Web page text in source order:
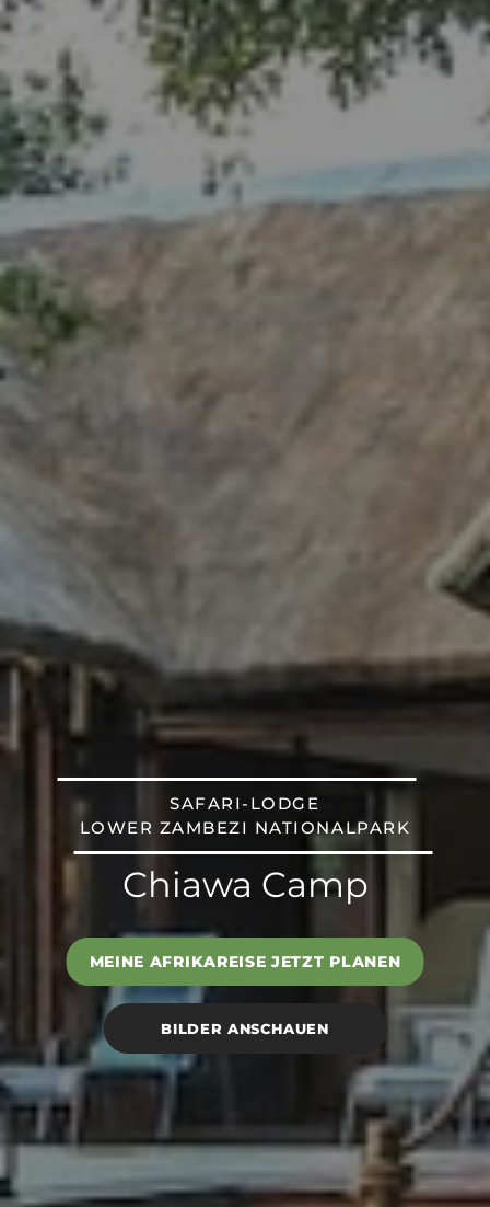
SAFARI-LODGE
LOWER ZAMBEZI NATIONALPARK
Chiawa Camp
MEINE AFRIKAREISE JETZT PLANEN
BILDER ANSCHAUEN